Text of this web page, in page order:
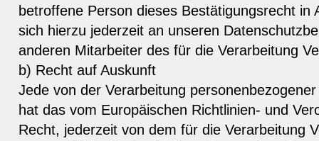
betroffene Person dieses Bestätigungsrecht in
sich hierzu jederzeit an unseren
anderen Mitarbeiter des für die Verarbeitung
b) Recht auf Auskunft
Jede von der Verarbeitung
hat das vom Europäischen Richtlinien- und
Recht, jederzeit von dem für die Verarbeitung